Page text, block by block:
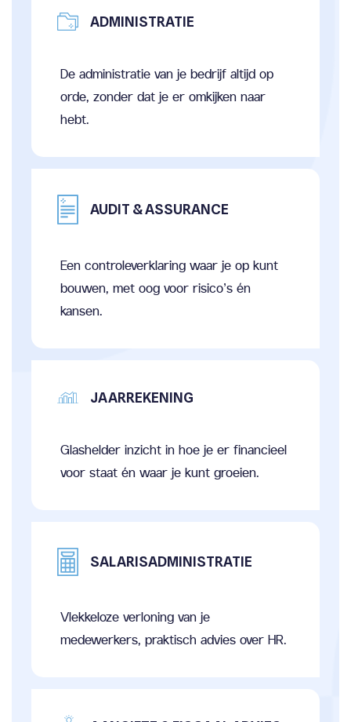
ADMINISTRATIE
De administratie van je bedrijf altijd op
orde, zonder dat je er omkijken naar
hebt.
AUDIT & ASSURANCE
Een controleverklaring waar je op kunt
bouwen, met oog voor risico’s én
kansen.
JAARREKENING
Glashelder inzicht in hoe je er financieel
voor staat én waar je kunt groeien.
SALARISADMINISTRATIE
Vlekkeloze verloning van je
medewerkers, praktisch advies over HR.